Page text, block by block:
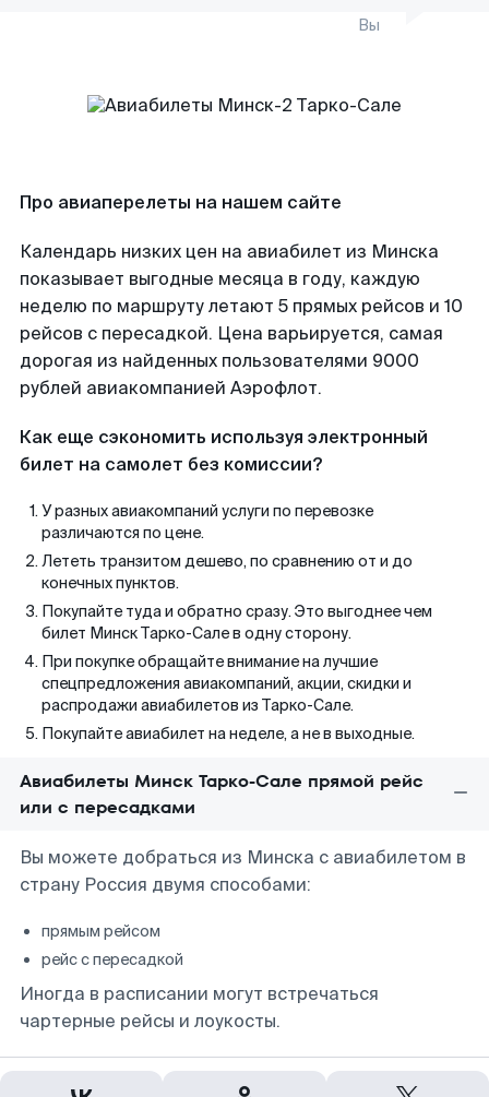
Вы
Про авиаперелеты на нашем сайте
Календарь низких цен на авиабилет из Минска
показывает выгодные месяца в году, каждую
неделю по маршруту летают 5 прямых рейсов и 10
рейсов с пересадкой. Цена варьируется, самая
дорогая из найденных пользователями 9000
рублей авиакомпанией Аэрофлот.
Как еще сэкономить используя электронный
билет на самолет без комиссии?
У разных авиакомпаний услуги по перевозке
различаются по цене.
Лететь транзитом дешево, по сравнению от и до
конечных пунктов.
Покупайте туда и обратно сразу. Это выгоднее чем
билет Минск Тарко-Сале в одну сторону.
При покупке обращайте внимание на лучшие
спецпредложения авиакомпаний, акции, скидки и
распродажи авиабилетов из Тарко-Сале.
Покупайте авиабилет на неделе, а не в выходные.
Авиабилеты Минск Тарко-Сале прямой рейс
или с пересадками
Вы можете добраться из Минска с авиабилетом в
страну Россия двумя способами:
прямым рейсом
рейс с пересадкой
Иногда в расписании могут встречаться
чартерные рейсы и лоукосты.